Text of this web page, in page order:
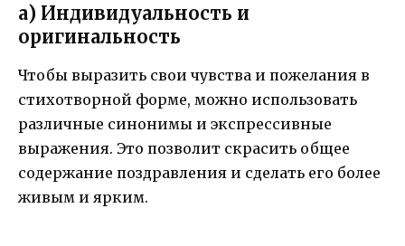
а) Индивидуальность и
оригинальность
Чтобы выразить свои чувства и пожелания в
стихотворной форме, можно использовать
различные синонимы и экспрессивные
выражения. Это позволит скрасить общее
содержание поздравления и сделать его более
живым и ярким.